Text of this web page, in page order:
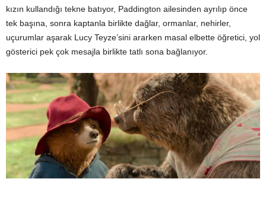
kızın kullandığı tekne batıyor, Paddington ailesinden ayrılıp önce
tek başına, sonra kaptanla birlikte dağlar, ormanlar, nehirler,
uçurumlar aşarak Lucy Teyze’sini ararken masal elbette öğretici, yol
gösterici pek çok mesajla birlikte tatlı sona bağlanıyor.